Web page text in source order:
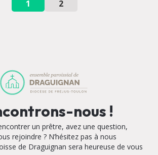
1 2
nous !
un prêtre, avez une question,
rejoindre ? N’hésitez pas à nous
de Draguignan sera heureuse de vous